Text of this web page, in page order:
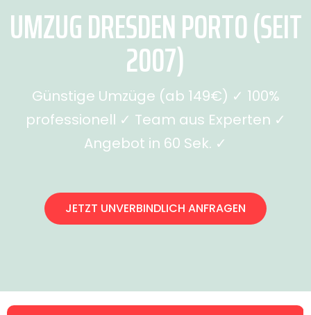
UMZUG DRESDEN PORTO (SEIT
2007)
Günstige Umzüge (ab 149€) ✓ 100%
professionell ✓ Team aus Experten ✓
Angebot in 60 Sek. ✓
JETZT UNVERBINDLICH ANFRAGEN